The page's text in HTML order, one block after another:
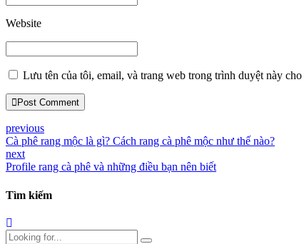
Website
Lưu tên của tôi, email, và trang web trong trình duyệt này
Post Comment
previous
Cà phê rang mộc là gì? Cách rang cà phê mộc như thế nào?
next
Profile rang cà phê và những điều bạn nên biết
Tìm kiếm